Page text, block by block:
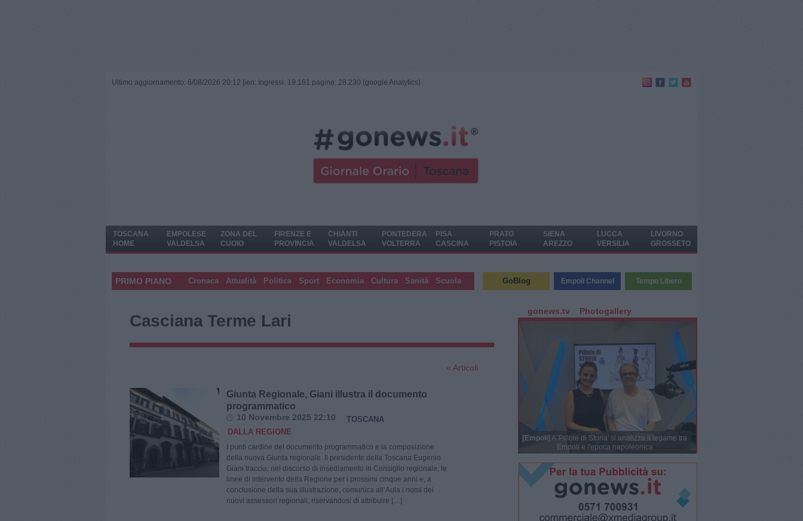
Ultimo aggiornamento: 6/08/2026 20:12 | ieri: Ingressi: 19.161 pagine: 28.230 (google Analytics)
TOSCANA
HOME
EMPOLESE
VALDELSA
ZONA DEL
CUOIO
FIRENZE E
PROVINCIA
CHIANTI
VALDELSA
PONTEDERA
VOLTERRA
PISA
CASCINA
PRATO
PISTOIA
SIENA
AREZZO
LUCCA
VERSILIA
LIVORNO
GROSSETO
PRIMO PIANO Cronaca Attualità Politica Sport Economia Cultura Sanità Scuola GoBlog Empoli Channel Tempo Libero
Casciana Terme Lari
Giunta Regionale, Giani illustra il documento
programmatico
10 Novembre 2025 22:10
TOSCANA
DALLA REGIONE
I punti cardine del documento programmatico e la composizione
della nuova Giunta regionale. Il presidente della Toscana Eugenio
Giani traccia, nel discorso di insediamento in Consiglio regionale, le
linee di intervento della Regione per i prossimi cinque anni e, a
conclusione della sua illustrazione, comunica all’Aula i nomi dei
nuovi assessori regionali, riservandosi di attribuire […]
« Articoli
gonews.tv Photogallery
[Empoli] A 'Pillole di Storia' si analizza il legame tra
Empoli e l'epoca napoleonica